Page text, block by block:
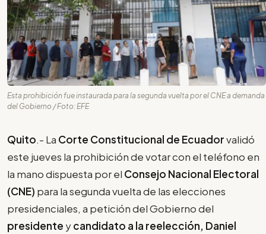
Esta prohibición fue instaurada para la segunda vuelta por el CNE a demanda
del Gobierno / Foto: EFE
Quito.- La Corte Constitucional de Ecuadorvalidó
este jueves la prohibición de votar con el teléfono en
la mano dispuesta por el Consejo Nacional Electoral
(CNE) para la segunda vuelta de las elecciones
presidenciales, a petición del Gobierno del
presidente ycandidato a la reelección, Daniel